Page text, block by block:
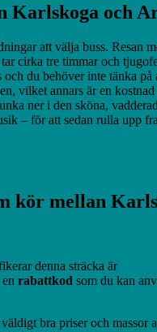
Karlskoga och
att välja buss. Resan
cirka tre timmar och
och du behöver inte tänka på
vilket annars är en kostnad
ner i den sköna,
– för att sedan rulla upp
kör mellan
denna sträcka är
rabattkod som du kan
bra priser och massor